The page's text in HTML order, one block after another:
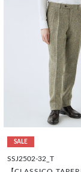
SALE
SSJ2502-32_T